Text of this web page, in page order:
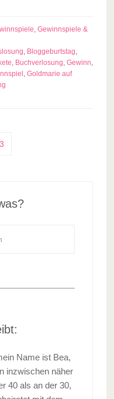
, Gewinnspiele &
, Bloggeburtstag,
, Buchverlosung, Gewinn,
, Goldmarie auf
3
Name ist Bea,
inzwischen näher
40 als an der 30,